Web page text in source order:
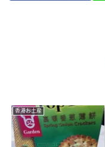
香港お土産